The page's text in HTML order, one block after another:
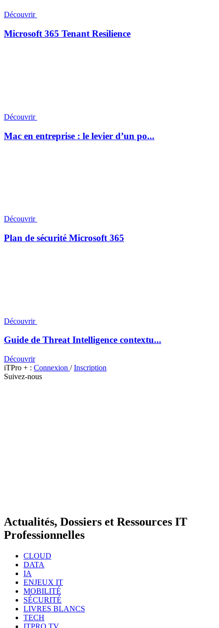
Découvrir
Microsoft 365 Tenant Resilience
Découvrir
Mac en entreprise : le levier d’un po...
Découvrir
Plan de sécurité Microsoft 365
Découvrir
Guide de Threat Intelligence contextu...
Découvrir
iTPro + : Connexion /Inscription
Suivez-nous
Actualités, Dossiers et Ressources IT
Professionnelles
CLOUD
DATA
IA
ENJEUX IT
MOBILITÉ
SÉCURITÉ
LIVRES BLANCS
TECH
ITPRO TV